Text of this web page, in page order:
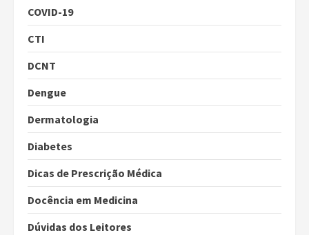
COVID-19
CTI
DCNT
Dengue
Dermatologia
Diabetes
Dicas de Prescrição Médica
Docência em Medicina
Dúvidas dos Leitores